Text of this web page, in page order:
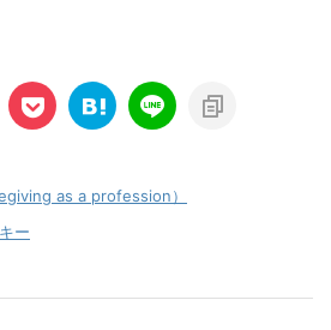
as a profession）
ー